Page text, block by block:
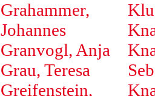
Grahammer,
Johannes
Granvogl, Anja
Grau, Teresa
Greifenstein,